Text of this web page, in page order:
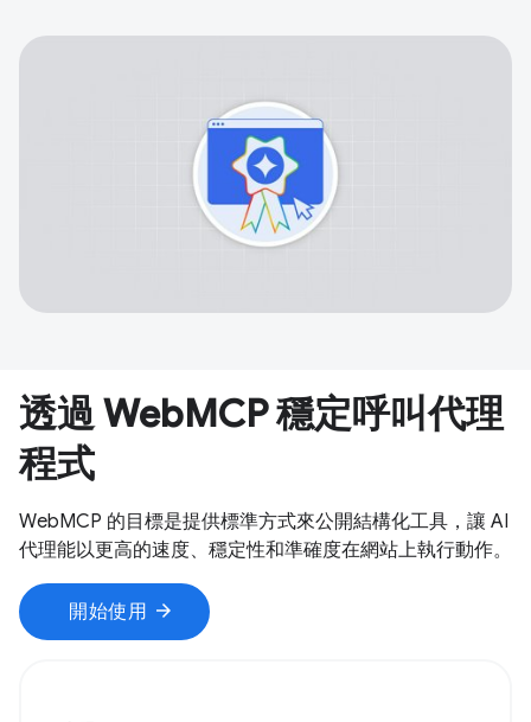
透過 WebMCP 穩定呼叫代理
程式
WebMCP 的目標是提供標準方式來公開結構化工具，讓 AI
代理能以更高的速度、穩定性和準確度在網站上執行動作。
開始使用 arrow_forward